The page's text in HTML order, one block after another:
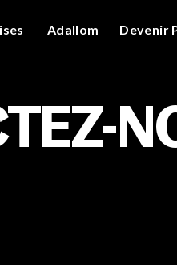
Adallom Devenir